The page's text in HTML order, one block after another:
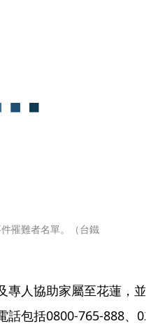
罹難者名單。（台鐵
專人協助家屬至花蓮，並
話包括0800-765-888、